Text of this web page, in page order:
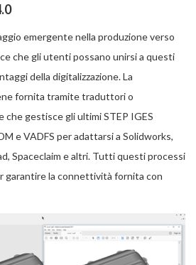
emergente nella produzione verso
che gli utenti possano unirsi a questi
della digitalizzazione. La
fornita tramite traduttori o
gestisce gli ultimi STEP IGES
e VADFS per adattarsi a Solidworks,
Spaceclaim e altri. Tutti questi processi
garantire la connettività fornita con